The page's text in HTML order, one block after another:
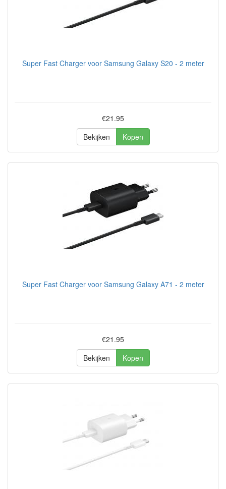
Super Fast Charger voor Samsung Galaxy S20 - 2 meter
€21.95
Bekijken
Kopen
Super Fast Charger voor Samsung Galaxy A71 - 2 meter
€21.95
Bekijken
Kopen